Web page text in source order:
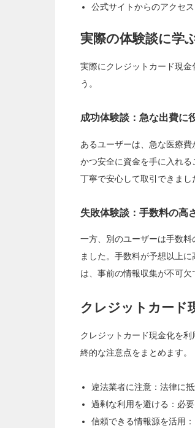
公式サイトからのアクセ
実際の体験談に学
実際にクレジットカード現
う。
成功体験談：急な出費に
あるユーザーは、急な医療
かつ安全に資金を手に入れ
丁寧で安心して取引できまし
失敗体験談：手数料の高
一方、別のユーザーは手数
ました。手数料が予想以上
は、事前の情報収集が不可欠
クレジットカード
クレジットカード現金化を
終的な注意点をまとめます。
違法業者に注意：法律に
過剰な利用を避ける：必
信頼できる情報源を活用